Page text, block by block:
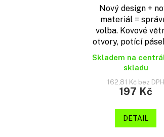
Nový design +
materiál =
volba. Kovové
otvory, potící
Skladem na
skladu
162,81 Kč bez DPH
197 Kč
DETAIL